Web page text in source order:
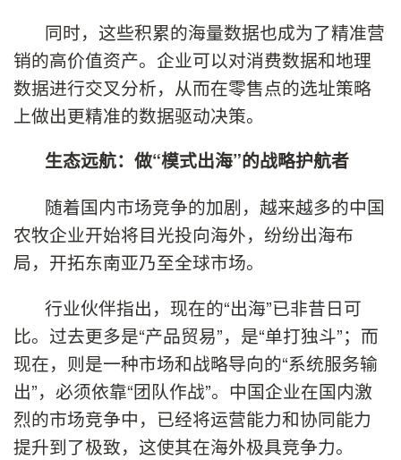
同时，这些积累的海量数据也成为了精准营
销的高价值资产。企业可以对消费数据和地理
数据进行交叉分析，从而在零售点的选址策略
上做出更精准的数据驱动决策。
生态远航：做“模式出海”的战略护航者
随着国内市场竞争的加剧，越来越多的中国
农牧企业开始将目光投向海外，纷纷出海布
局，开拓东南亚乃至全球市场。
行业伙伴指出，现在的“出海”已非昔日可
比。过去更多是“产品贸易”，是“单打独斗”；而
现在，则是一种市场和战略导向的“系统服务输
出”，必须依靠“团队作战”。中国企业在国内激
烈的市场竞争中，已经将运营能力和协同能力
提升到了极致，这使其在海外极具竞争力。